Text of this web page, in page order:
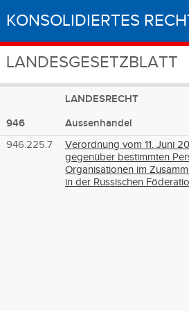
KONSOLIDIERTES
LANDESGESETZBLATT
LANDESRECHT
946
Aussenhandel
946.225.7
Verordnung vom 11. Juni
gegenüber bestimmten
Organisationen im
in der Russischen